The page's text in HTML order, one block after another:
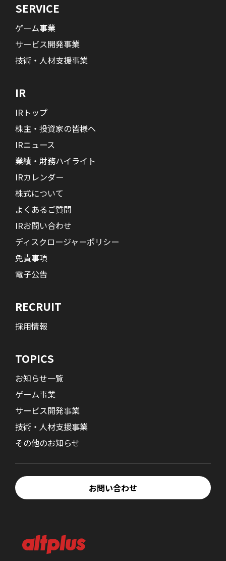
SERVICE
ゲーム事業
サービス開発事業
技術・人材支援事業
IR
IRトップ
株主・投資家の皆様へ
IRニュース
業績・財務ハイライト
IRカレンダー
株式について
よくあるご質問
IRお問い合わせ
ディスクロージャーポリシー
免責事項
電子公告
RECRUIT
採用情報
TOPICS
お知らせ一覧
ゲーム事業
サービス開発事業
技術・人材支援事業
その他のお知らせ
お問い合わせ